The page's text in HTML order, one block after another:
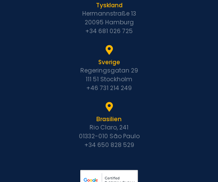
Tyskland
Hermannstraße 13
20095 Hamburg
+34 681 026 725
Sverige
Regeringsgatan 29
111 51 Stockholm
+46 731 214 249
Brasilien
Rio Claro, 241
01332-010 São Paulo
+34 650 828 529